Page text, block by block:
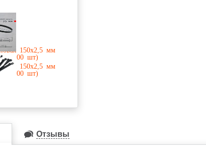
Отзывы